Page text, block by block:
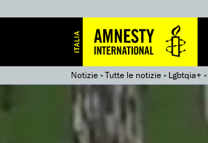
Notizie»Tutte le notizie» Lgbtqia+ »